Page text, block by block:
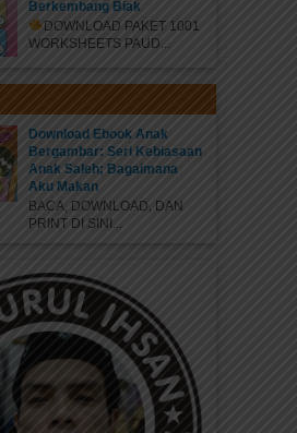
Berkembang Biak
DOWNLOAD PAKET 1001
WORKSHEETS PAUD...
Download Ebook Anak
Bergambar: Seri Kebiasaan
Anak Saleh; Bagaimana
Aku Makan
BACA, DOWNLOAD, DAN
PRINT DI SINI...